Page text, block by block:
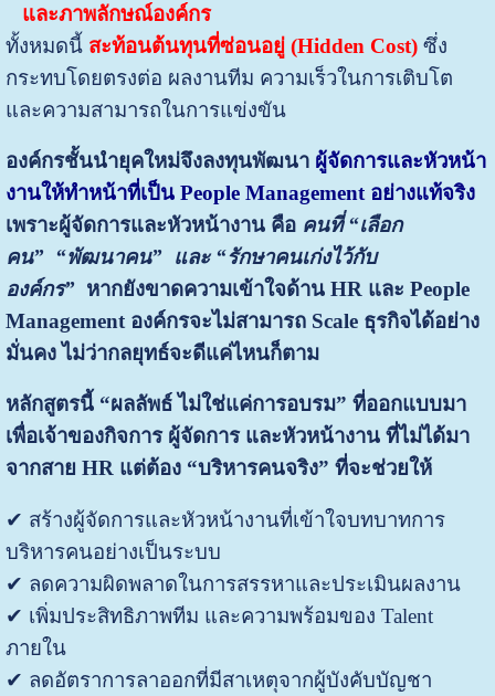
และภาพลักษณ์องค์กร
ทั้งหมดนี้ สะท้อนต้นทุนที่ซ่อนอยู่ (Hidden Cost) ซึ่ง
กระทบโดยตรงต่อ ผลงานทีม ความเร็วในการเติบโต
และความสามารถในการแข่งขัน
องค์กรชั้นนำยุคใหม่จึงลงทุนพัฒนา ผู้จัดการและหัวหน้า
งานให้ทำหน้าที่เป็น People Management อย่างแท้จริง
เพราะผู้จัดการและหัวหน้างาน คือ คนที่ “เลือก
คน” “พัฒนาคน” และ“รักษาคนเก่งไว้กับ
องค์กร” หากยังขาดความเข้าใจด้าน HR และ People
Management องค์กรจะไม่สามารถ Scale ธุรกิจได้อย่าง
มั่นคงไม่ว่ากลยุทธ์จะดีแค่ไหนก็ตาม
หลักสูตรนี้ “ผลลัพธ์ ไม่ใช่แค่การอบรม” ที่ออกแบบมา
เพื่อเจ้าของกิจการ ผู้จัดการ และหัวหน้างาน ที่ไม่ได้มา
จากสาย HR แต่ต้อง “บริหารคนจริง” ที่จะช่วยให้
✔ สร้างผู้จัดการและหัวหน้างานที่เข้าใจบทบาทการ
บริหารคนอย่างเป็นระบบ
✔ ลดความผิดพลาดในการสรรหาและประเมินผลงาน
✔ เพิ่มประสิทธิภาพทีม และความพร้อมของ Talent
ภายใน
✔ ลดอัตราการลาออกที่มีสาเหตุจากผู้บังคับบัญชา